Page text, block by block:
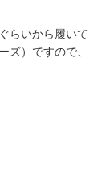
らいから履いて
ズ）ですので、